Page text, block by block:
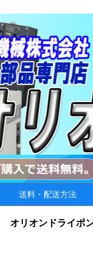
送料・配送方法
オリオンドライ